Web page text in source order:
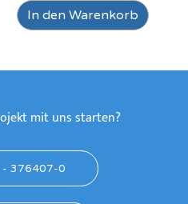
In den Warenkorb
mit uns starten?
376407-0